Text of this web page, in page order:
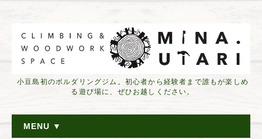
小豆島初のボルダリングジム。初心者から経験者まで誰もが楽しめ
る遊び場に、ぜひお越しください。
MENU ▼